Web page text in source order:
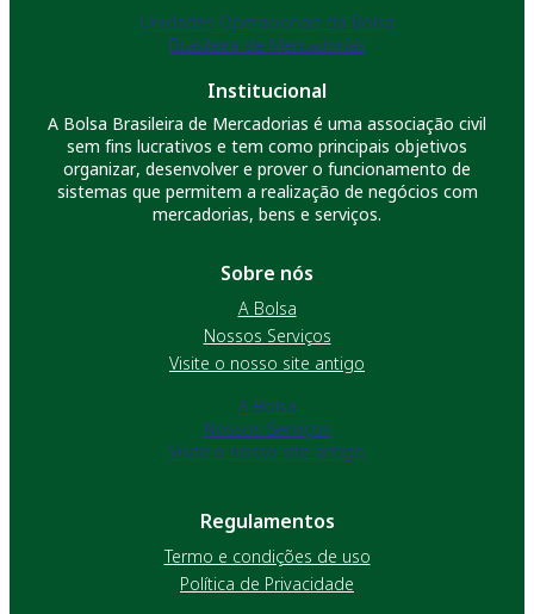
Unidades Operacionais da Bolsa
Brasileira de Mercadorias
Institucional
A Bolsa Brasileira de Mercadorias é uma associação civil
sem fins lucrativos e tem como principais objetivos
organizar, desenvolver e prover o funcionamento de
sistemas que permitem a realização de negócios com
mercadorias, bens e serviços.
Sobre nós
A Bolsa
Nossos Serviços
Visite o nosso site antigo
A Bolsa
Nossos Serviços
Visite o nosso site antigo
Regulamentos
Termo e condições de uso
Política de Privacidade